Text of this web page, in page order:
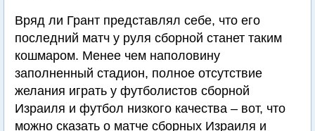
Вряд ли Грант представлял себе, что его
последний матч у руля сборной станет таким
кошмаром. Менее чем наполовину
заполненный стадион, полное отсутствие
желания играть у футболистов сборной
Израиля и футбол низкого качества – вот, что
можно сказать о матче сборных Израиля и